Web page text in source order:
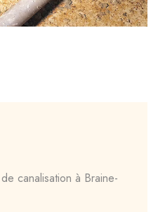
canalisation à Braine-